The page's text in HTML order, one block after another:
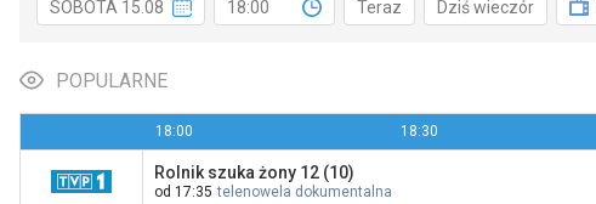
17:50Polsat Sport 1 19:30 TVP 1 20:00TVN 7
Rodzina Leśniewskich odc. 1
SOBOTA 15.08 18:00 Teraz Dziś wieczór
POPULARNE
18:00 18:30
Rolnik szuka żony 12 (10)
od 17:35 telenowela dokumentalna